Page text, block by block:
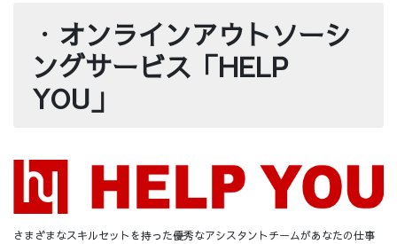
・ オンラインアウトソーシ
ングサービス「HELP
YOU」
さまざまなスキルセットを持った優秀なアシスタントチームがあなたの仕事